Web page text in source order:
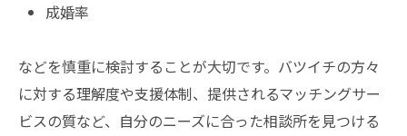
成婚率
などを慎重に検討することが大切です。バツイチの方々
に対する理解度や支援体制、提供されるマッチングサー
ビスの質など、自分のニーズに合った相談所を見つける